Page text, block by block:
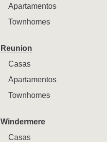
Apartamentos
Townhomes
Reunion
Casas
Apartamentos
Townhomes
Windermere
Casas